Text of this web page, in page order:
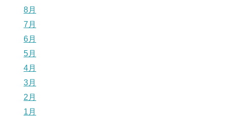
8月
7月
6月
5月
4月
3月
2月
1月